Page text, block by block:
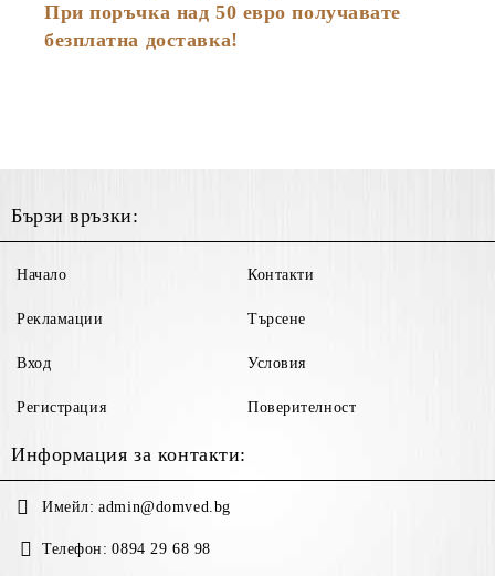
При поръчка над 50 евро получавате
безплатна доставка!
Бързи връзки:
Начало
Рекламации
Вход
Регистрация
Контакти
Търсене
Условия
Поверителност
Информация за контакти:
Имейл: admin@domved.bg
Телефон: 0894 29 68 98